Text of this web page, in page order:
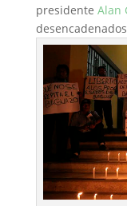
presidente Alan